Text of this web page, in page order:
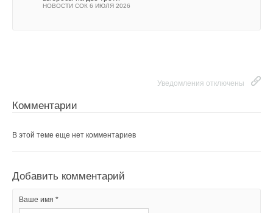
НОВОСТИ СОК 6 ИЮЛЯ 2026
Уведомления отключены
Комментарии
В этой теме еще нет комментариев
Добавить комментарий
Ваше имя *